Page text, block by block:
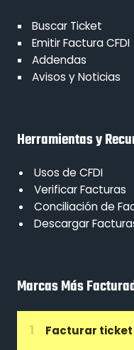
Buscar Ticket
Emitir Factura CFDI
Addendas
Avisos y Noticias
Herramientas y
Usos de CFDI
Verificar Facturas
Conciliación de
Descargar
Marcas Más